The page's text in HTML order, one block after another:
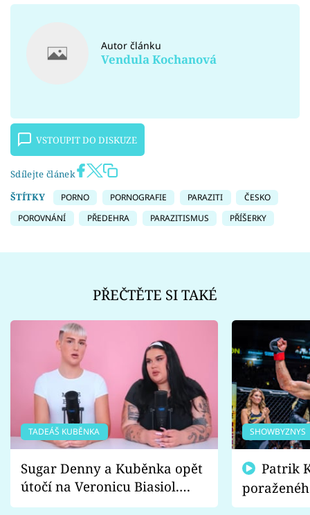
Autor článku
Vendula Kochanová
VSTOUPIT DO DISKUZE
Sdílejte článek
ŠTÍTKY
PORNO PORNOGRAFIE PARAZITI
ČESKO
POROVNÁNÍ
PŘEDEHRA PARAZITISMUS PŘÍŠERKY
PŘEČTĚTE SI TAKÉ
TADEÁŠ KUBĚNKA
Sugar Denny a Kuběnka opět
útočí na Veronicu Biasiol.
Proč je podle nich falešná a
SHOWBYZNYS
fanoušci